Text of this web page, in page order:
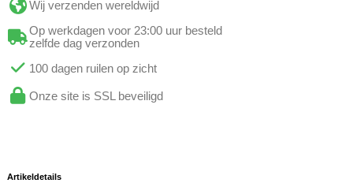
Wij verzenden wereldwijd
Op werkdagen voor 23:00 uur besteld
zelfde dag verzonden
100 dagen ruilen op zicht
Onze site is SSL beveiligd
Artikeldetails